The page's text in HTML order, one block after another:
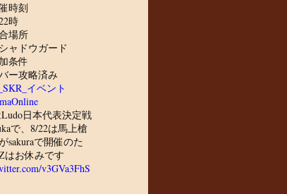
時刻
時
場所
ドウガード
条件
攻略済み
イベント
日本代表決定戦
で、8/22は馬上槍
sakuraで開催のた
はお休みです
v3GVa3FhS